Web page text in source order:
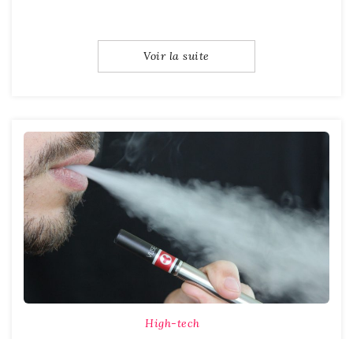
Voir la suite
High-tech